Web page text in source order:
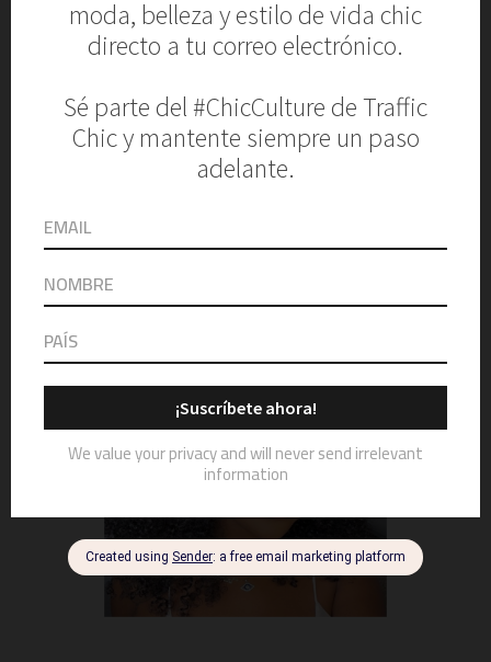
Laura OM nos explica los
para distintas texturas